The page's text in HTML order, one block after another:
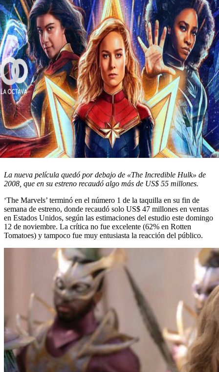
La nueva película quedó por debajo de «The Incredible Hulk» de
2008, que en su estreno recaudó algo más de US$ 55 millones.
‘The Marvels’ terminó en el número 1 de la taquilla en su fin de
semana de estreno, donde recaudó solo US$ 47 millones en ventas
en Estados Unidos, según las estimaciones del estudio este domingo
12 de noviembre. La crítica no fue excelente (62% en Rotten
Tomatoes) y tampoco fue muy entusiasta la reacción del público.